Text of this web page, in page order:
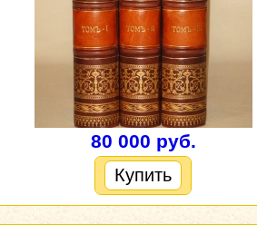
80 000 руб.
Купить